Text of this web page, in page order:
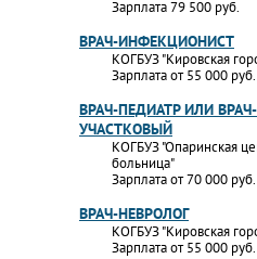
Зарплата 79 500 руб.
ВРАЧ-ИНФЕКЦИОНИСТ
КОГБУЗ "Кировская
Зарплата от 55 000 руб.
ВРАЧ-ПЕДИАТР ИЛИ
УЧАСТКОВЫЙ
КОГБУЗ "Опаринская
больница"
Зарплата от 70 000 руб.
ВРАЧ-НЕВРОЛОГ
КОГБУЗ "Кировская
Зарплата от 55 000 руб.